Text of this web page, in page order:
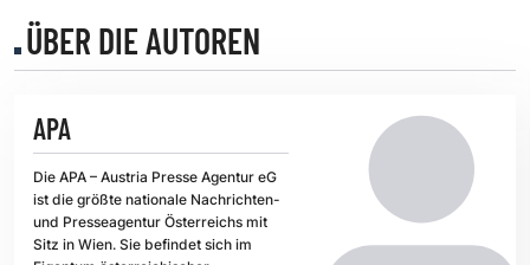
ÜBER DIE AUTOREN
APA
Die APA – Austria Presse Agentur eG
ist die größte nationale Nachrichten-
und Presseagentur Österreichs mit
Sitz in Wien. Sie befindet sich im